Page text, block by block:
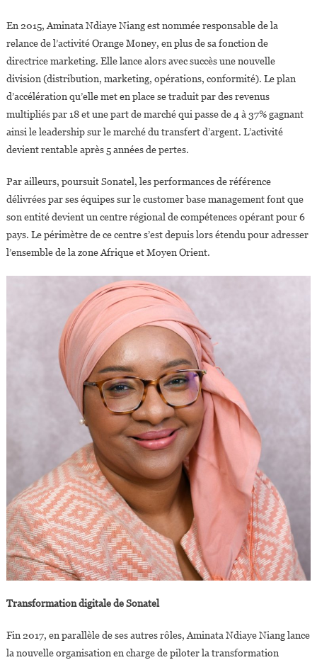
En 2015, Aminata Ndiaye Niang est nommée responsable de la
relance de l’activité Orange Money, en plus de sa fonction de
directrice marketing. Elle lance alors avec succès une nouvelle
division (distribution, marketing, opérations, conformité). Le plan
d’accélération qu’elle met en place se traduit par des revenus
multipliés par 18 et une part de marché qui passe de 4 à 37% gagnant
ainsi le leadership sur le marché du transfert d’argent. L’activité
devient rentable après 5 années de pertes.
Par ailleurs, poursuit Sonatel, les performances de référence
délivrées par ses équipes sur le customer base management font que
son entité devient un centre régional de compétences opérant pour 6
pays. Le périmètre de ce centre s’est depuis lors étendu pour adresser
l’ensemble de la zone Afrique et Moyen Orient.
Transformation digitale de Sonatel
Fin 2017, en parallèle de ses autres rôles, Aminata Ndiaye Niang lance
la nouvelle organisation en charge de piloter la transformation